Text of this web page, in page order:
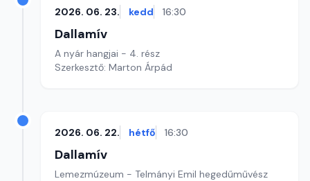
2026. 06. 23. kedd 16:30
Dallamív
A nyár hangjai - 4. rész
Szerkesztő: Marton Árpád
2026. 06. 22. hétfő 16:30
Dallamív
Lemezmúzeum - Telmányi Emil hegedűművész